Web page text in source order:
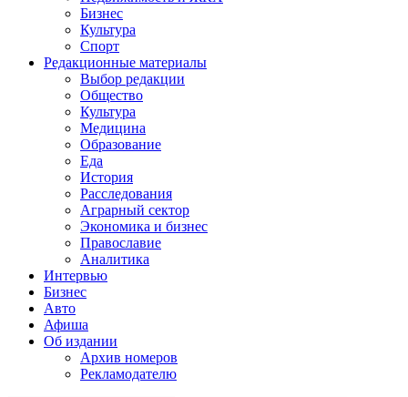
Бизнес
Культура
Спорт
Редакционные материалы
Выбор редакции
Общество
Культура
Медицина
Образование
Еда
История
Расследования
Аграрный сектор
Экономика и бизнес
Православие
Аналитика
Интервью
Бизнес
Авто
Афиша
Об издании
Архив номеров
Рекламодателю